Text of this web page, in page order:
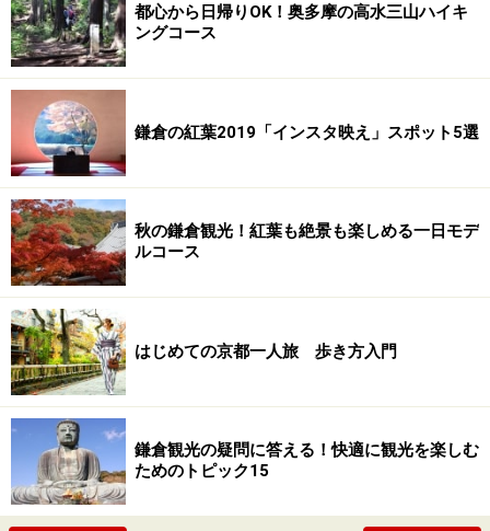
都心から日帰りOK！奥多摩の高水三山ハイキ
ングコース
鎌倉の紅葉2019「インスタ映え」スポット5選
秋の鎌倉観光！紅葉も絶景も楽しめる一日モデ
ルコース
はじめての京都一人旅 歩き方入門
鎌倉観光の疑問に答える！快適に観光を楽しむ
ためのトピック15